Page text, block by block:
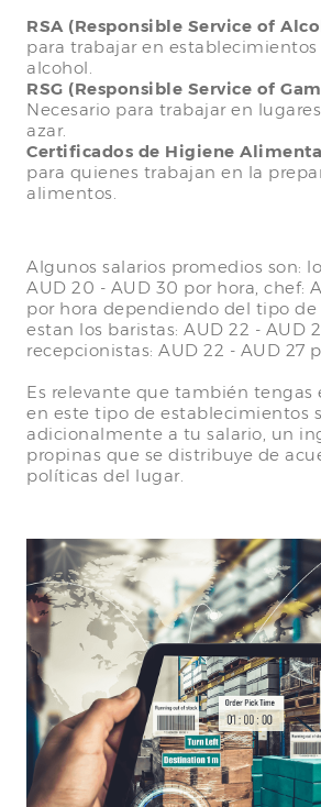
RSA (Responsible Service of
para trabajar en establecimientos
alcohol.
RSG (Responsible Service of
Necesario para trabajar en
azar.
Certificados de Higiene
para quienes trabajan en la
alimentos.
Algunos salarios promedios son:
AUD 20 - AUD 30 por hora, chef:
por hora dependiendo del tipo
estan los baristas: AUD 22 - AUD
recepcionistas: AUD 22 - AUD 27
Es relevante que también tengas
en este tipo de establecimientos
adicionalmente a tu salario, un
propinas que se distribuye de
políticas del lugar.